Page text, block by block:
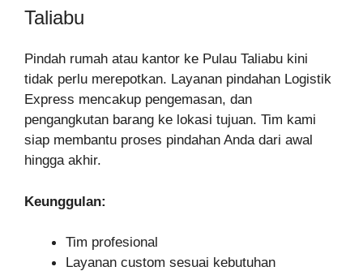
Taliabu
Pindah rumah atau kantor ke Pulau Taliabu kini
tidak perlu merepotkan. Layanan pindahan Logistik
Express mencakup pengemasan, dan
pengangkutan barang ke lokasi tujuan. Tim kami
siap membantu proses pindahan Anda dari awal
hingga akhir.
Keunggulan:
Tim profesional
Layanan custom sesuai kebutuhan